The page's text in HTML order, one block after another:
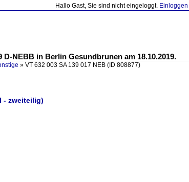
Hallo Gast, Sie sind nicht eingeloggt. Einloggen
D-NEBB in Berlin Gesundbrunen am 18.10.2019.
» VT 632 003 SA 139 017 NEB (ID 808877)
- zweiteilig)